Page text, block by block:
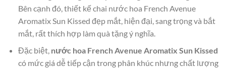
Bên cạnh đó, thiết kế chai nước hoa French Avenue
Aromatix Sun Kissed đẹp mắt, hiện đại, sang trọng và bắt
mắt, rất thích hợp làm quà tặng ý nghĩa.
Đặc biệt, nước hoa French Avenue Aromatix Sun Kissed
có mức giá dễ tiếp cận trong phân khúc nhưng chất lượng